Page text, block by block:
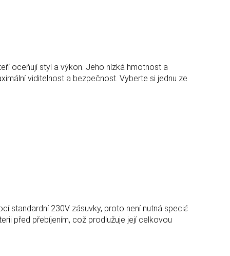
oceňují styl a výkon. Jeho nízká hmotnost a
viditelnost a bezpečnost. Vyberte si jednu ze
standardní 230V zásuvky, proto není nutná speciální
před přebíjením, což prodlužuje její celkovou